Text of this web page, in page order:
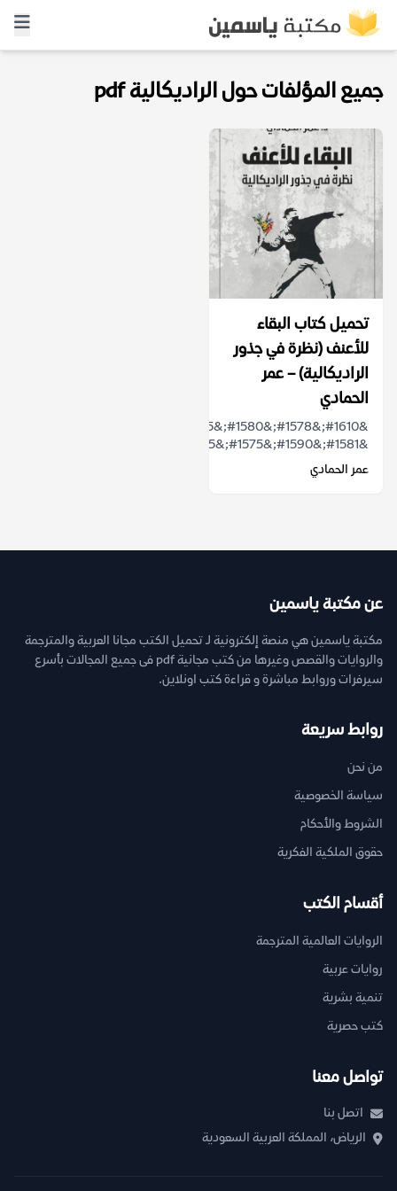
جميع المؤلفات حول الراديكالية pdf
تحميل كتاب البقاء
للأعنف (نظرة في جذور
الراديكالية) – عمر
الحمادي
&#1581;&#1590;&#1575;&#1585;&#1578;&#...
عمر الحمادي
عن مكتبة ياسمين
مكتبة ياسمين هي منصة إلكترونية لـ تحميل الكتب مجانا العربية والمترجمة
والروايات والقصص وغيرها من كتب مجانية pdf فى جميع المجالات بأسرع
سيرفرات وروابط مباشرة و قراءة كتب اونلاين.
روابط سريعة
من نحن
سياسة الخصوصية
الشروط والأحكام
حقوق الملكية الفكرية
أقسام الكتب
الروايات العالمية المترجمة
روايات عربية
تنمية بشرية
كتب حصرية
تواصل معنا
اتصل بنا
الرياض، المملكة العربية السعودية